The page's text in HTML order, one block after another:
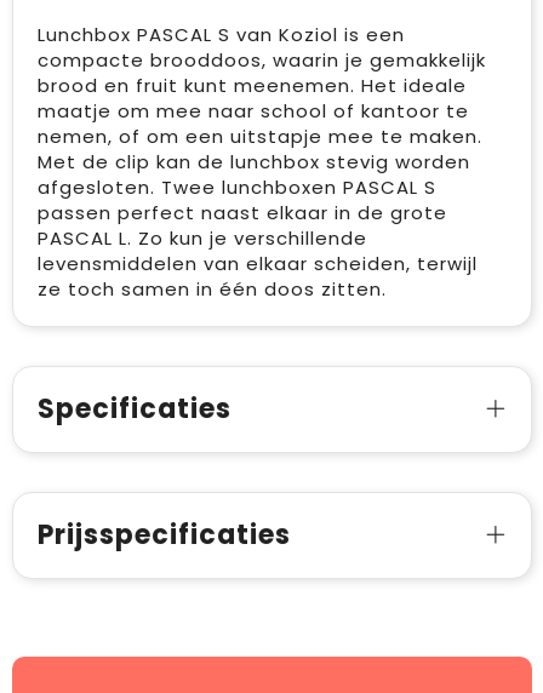
Lunchbox PASCAL S van Koziol is een
compacte brooddoos, waarin je gemakkelijk
brood en fruit kunt meenemen. Het ideale
maatje om mee naar school of kantoor te
nemen, of om een uitstapje mee te maken.
Met de clip kan de lunchbox stevig worden
afgesloten. Twee lunchboxen PASCAL S
passen perfect naast elkaar in de grote
PASCAL L. Zo kun je verschillende
levensmiddelen van elkaar scheiden, terwijl
ze toch samen in één doos zitten.
Specificaties
Prijsspecificaties